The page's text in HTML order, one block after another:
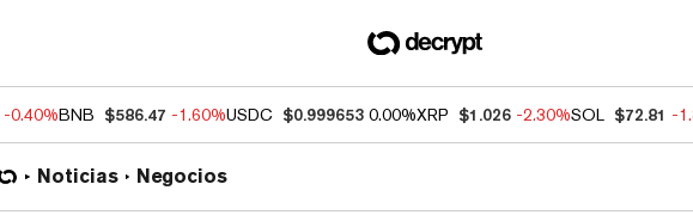
-0.40%BNB $586.47 -1.60%USDC $0.999653 0.00%XRP $1.026 -2.30%SOL $72.81 -
Noticias Negocios